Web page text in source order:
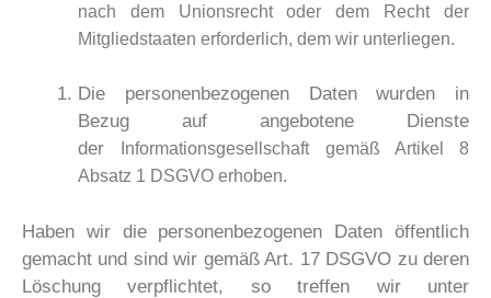
nach dem Unionsrecht oder dem Recht der
Mitgliedstaaten erforderlich, dem wir unterliegen.
Die personenbezogenen Daten wurden in
Bezug auf angebotene Dienste
der
Informationsgesellschaft gemäß Artikel 8
Absatz 1 DSGVO erhoben.
Haben wir die personenbezogenen Daten öffentlich
gemacht und sind wir gemäß Art. 17 DSGVO zu deren
Löschung verpflichtet, so treffen wir unter